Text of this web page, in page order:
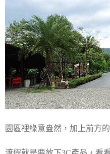
園區裡綠意盎然，加上前方